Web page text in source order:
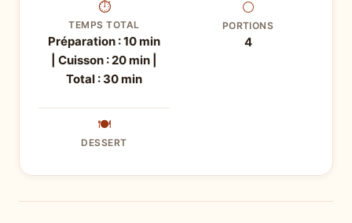
⏱
TEMPS TOTAL
Préparation : 10 min
| Cuisson : 20 min |
Total : 30 min
⚪
PORTIONS
4
🍽
DESSERT